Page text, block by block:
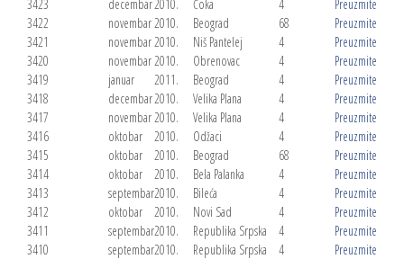
3423
decembar2010. Čoka 4
Preuzmite
3422
novembar2010. Beograd 68
Preuzmite
3421
novembar2010. Niš Pantelej 4
Preuzmite
3420
novembar2010. Obrenovac 4
Preuzmite
3419
januar 2011. Beograd 4
Preuzmite
3418
decembar2010. Velika Plana 4
Preuzmite
3417
novembar2010. Velika Plana 4
Preuzmite
3416
oktobar 2010. Odžaci 4
Preuzmite
3415
oktobar 2010. Beograd 68
Preuzmite
3414
oktobar 2010. Bela Palanka 4
Preuzmite
3413
septembar2010. Bileća 4
Preuzmite
3412
oktobar 2010. Novi Sad 4
Preuzmite
3411
septembar2010. Republika Srpska 4
Preuzmite
3410
septembar2010. Republika Srpska 4
Preuzmite